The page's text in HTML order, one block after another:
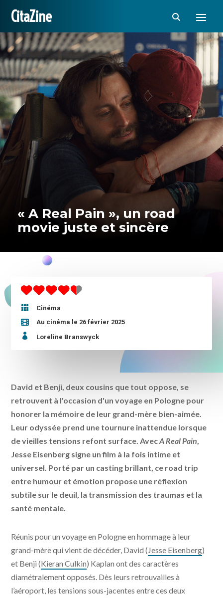
CitaZine
« A Real Pain », un road
movie juste et sincère

Cinéma
Au cinéma le 26 février 2025
 Loreline Branswyck
David et Benji, deux cousins que tout oppose, se
retrouvent à l'occasion d'un voyage en Pologne pour
honorer la mémoire de leur grand-mère bien-aimée.
Leur odyssée prend une tournure inattendue lorsque
de vieilles tensions refont surface. AvecA Real Pain,
Jesse Eisenberg signe un film à la fois intime et
universel. Porté par un casting brillant, ce road trip
entre humour et émotion propose une réflexion
subtile sur le deuil, la transmission des traumas et la
santé mentale.
Réunis pour un voyage en Pologne en hommage à leur
grand-mère qui vient de décéder, David (Jesse Eisenberg)
et Benji (Kieran Culkin) Kaplan ont des caractères
diamétralement opposés. Dès leurs retrouvailles à
l’aéroport, les tensions sous-jacentes entre ces deux